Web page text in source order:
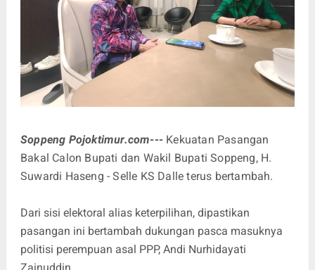
Soppeng Pojoktimur.com---Kekuatan Pasangan
Bakal Calon Bupati dan Wakil Bupati Soppeng, H.
Suwardi Haseng - Selle KS Dalle terus bertambah.
Dari sisi elektoral alias keterpilihan, dipastikan
pasangan ini bertambah dukungan pasca masuknya
politisi perempuan asal PPP, Andi Nurhidayati
Zainuddin.